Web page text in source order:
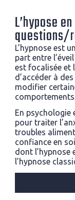
L’hypose
questions/
L’hypnose est
part entre
est focalisée et
d’accéder à
modifier
En psychologie
pour traiter
troubles
confiance en
dont l’hypnose
l’hypnose